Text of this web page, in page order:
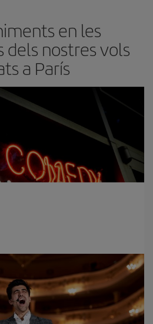
en les
dels nostres vols
a París